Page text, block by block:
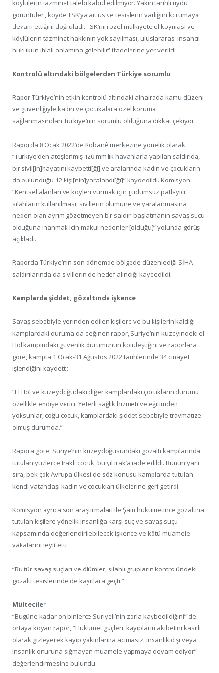
köylülerin tazminat talebi kabul edilmiyor. Yakın tarihli uydu
görüntüleri, köyde TSK’ya ait üs ve tesislerin varlığını korumaya
devam ettiğini doğruladı. TSK’nın özel mülkiyete el koyması ve
köylülerin tazminat hakkının yok sayılması, uluslararası insancıl
hukukun ihlali anlamına gelebilir” ifadelerine yer verildi.
Kontrolü altındaki bölgelerden Türkiye sorumlu
Rapor Türkiye’nin etkin kontrolü altındaki alnalrada kamu düzeni
ve güvenliğiyle kadın ve çocukalara özel koruma
sağlanmasından Türkiye’nin sorumlu olduğuna dikkat çekiyor.
Raporda 8 Ocak 2022’de Kobanê merkezine yönelik olarak
“Türkiye’den ateşlenmiş 120 mm’lik havanlarla yapılan saldırıda,
bir sivil[in]hayatını kaybetti[ği] ve aralarında kadın ve çocukların
da bulunduğu 12 kişi[nin]yaralandı[ğı]” kaydedildi. Komisyon
“Kentsel alanları ve köyleri vurmak için güdümsüz patlayıcı
silahların kullanılması, sivillerin ölümüne ve yaralanmasına
neden olan ayrım gözetmeyen bir saldırı başlatmanın savaş suçu
olduğuna inanmak için makul nedenler [olduğu]” yolunda görüş
açıkladı.
Raporda Türkiye’nin son dönemde bölgede düzenlediği SİHA
saldırılarında da sivillerin de hedef alındığı kaydedildi.
Kamplarda şiddet, gözaltında işkence
Savaş sebebiyle yerinden edilen kişilere ve bu kişilerin kaldığı
kamplardaki duruma da değinen rapor, Suriye’nin kuzeyindeki el
Hol kampındaki güvenlik durumunun kötüleştiğini ve raporlara
göre, kampta 1 Ocak-31 Ağustos 2022 tarihlerinde 34 cinayet
işlendiğini kaydetti:
“El Hol ve kuzeydoğudaki diğer kamplardaki çocukların durumu
özellikle endişe verici. Yeterli sağlık hizmeti ve eğitimden
yoksunlar; çoğu çocuk, kamplardaki şiddet sebebiyle travmatize
olmuş durumda.”
Rapora göre, Suriye’nin kuzeydoğusundaki gözaltı kamplarında
tutulan yüzlerce Iraklı çocuk, bu yıl Irak’a iade edildi. Bunun yanı
sıra, pek çok Avrupa ülkesi de söz konusu kamplarda tutulan
kendi vatandaşı kadın ve çocukları ülkelerine geri getirdi.
Komisyon ayrıca son araştırmaları ile Şam hükümetince gözaltına
tutulan kişilere yönelik insanlığa karşı suç ve savaş suçu
kapsamında değerlendirilebilecek işkence ve kötü muamele
vakalarını teyit etti:
“Bu tür savaş suçları ve ölümler, silahlı grupların kontrolündeki
gözaltı tesislerinde de kayıtlara geçti.”
Mülteciler
“Bugüne kadar on binlerce Suriyeli’nin zorla kaybedildiğini” de
ortaya koyan rapor, “Hükümet güçleri, kayıpların akıbetini kasıtlı
olarak gizleyerek kayıp yakınlarına acımasız, insanlık dışı veya
insanlık onuruna sığmayan muamele yapmaya devam ediyor”
değerlendirmesine bulundu.